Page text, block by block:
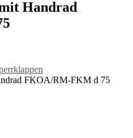
Handrad
FKOA/RM-FKM d 75